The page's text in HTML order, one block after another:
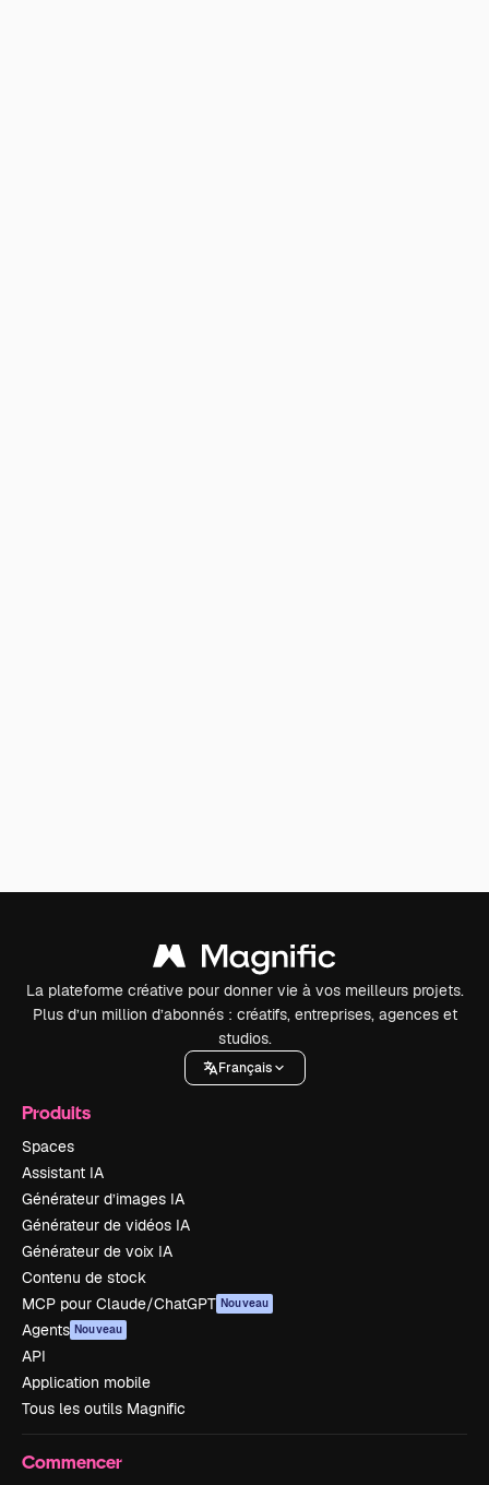
La plateforme créative pour donner vie à vos meilleurs projets.
Plus d’un million d’abonnés : créatifs, entreprises, agences et
studios.
Français
Produits
Spaces
Assistant IA
Générateur d’images IA
Générateur de vidéos IA
Générateur de voix IA
Contenu de stock
MCP pour Claude/ChatGPT Nouveau
Agents Nouveau
API
Application mobile
Tous les outils Magnific
Commencer